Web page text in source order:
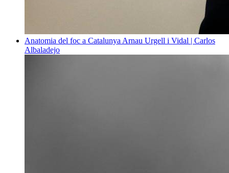
Anatomia del foc a Catalunya Arnau Urgell i Vidal | Carlos
Albaladejo